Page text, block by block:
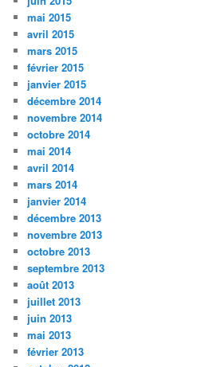
mai 2015
avril 2015
mars 2015
février 2015
janvier 2015
décembre 2014
novembre 2014
octobre 2014
mai 2014
avril 2014
mars 2014
janvier 2014
décembre 2013
novembre 2013
octobre 2013
septembre 2013
août 2013
juillet 2013
juin 2013
mai 2013
février 2013